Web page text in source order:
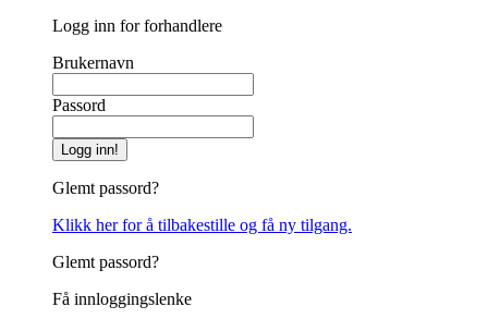
Logg inn for forhandlere
Brukernavn
Passord
Logg inn!
Glemt passord?
Klikk her for å tilbakestille og få ny tilgang.
Glemt passord?
Få innloggingslenke